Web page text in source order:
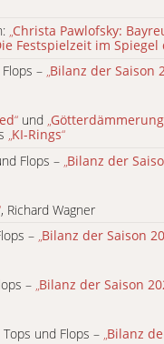
„Christa Pawlofsky:
Festspielzeit im Spiegel
– „Bilanz der Saison
“ und „Götterdämmerung
„KI-Rings“
Flops – Bilanz der
, Richard Wagner
– „Bilanz der Saison
– „Bilanz der Saison
und Flops – „Bilanz